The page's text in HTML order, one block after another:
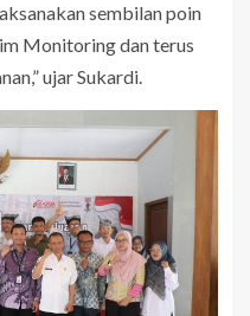
sembilan poin
Monitoring dan terus
ujar Sukardi.